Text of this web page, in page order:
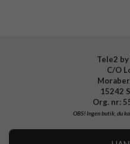
Tele2
C/O
15242
Org. nr:
OBS!Ingen butik, du